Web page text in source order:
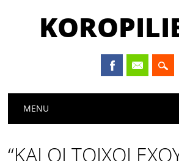
Main menu
MENU
“ΚΑΙ ΟΙ ΤΟΙΧΟΙ